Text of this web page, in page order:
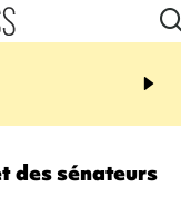
20:17
routière, concours de
des sénateurs